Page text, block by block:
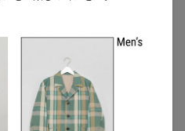
バイカラーラップカーゴスカート